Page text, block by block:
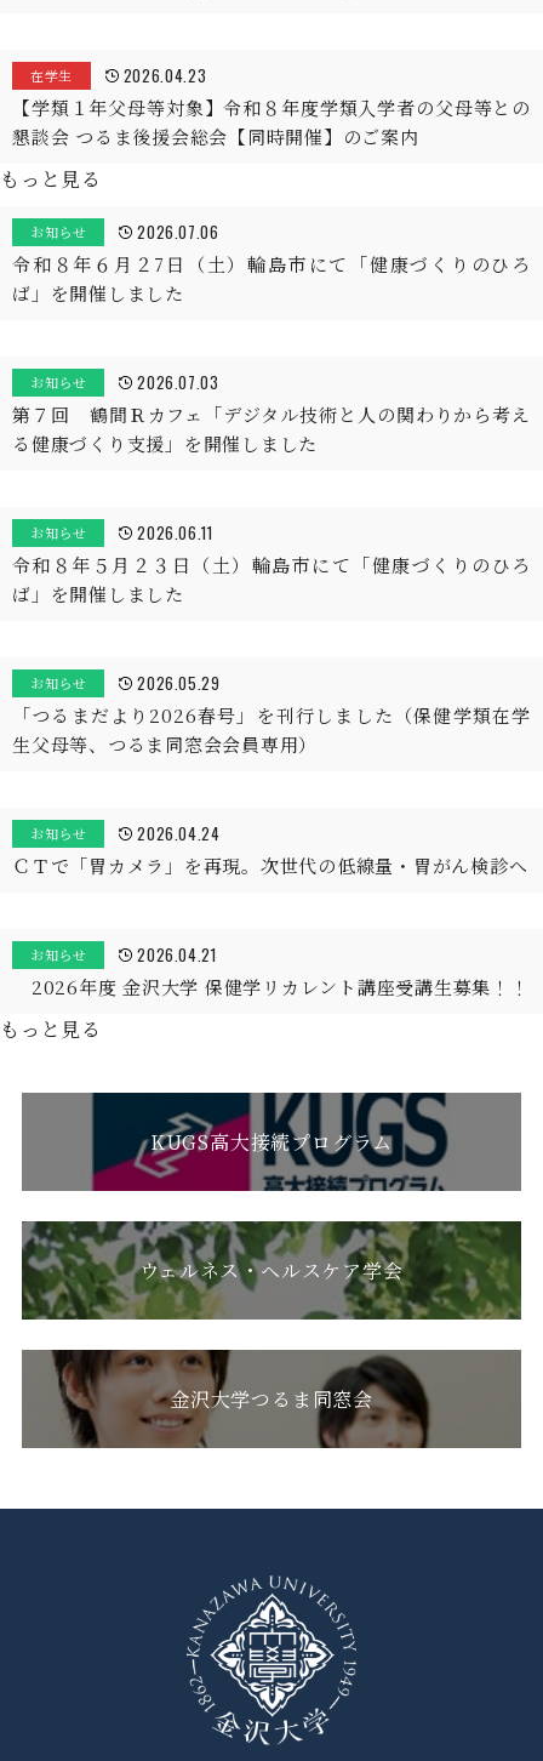
在学生 2026.04.23
【学類１年父母等対象】令和８年度学類入学者の父母等との
懇談会 つるま後援会総会【同時開催】のご案内
もっと見る
お知らせ 2026.07.06
令和８年６月２7日（土）輪島市にて「健康づくりのひろ
ば」を開催しました
お知らせ 2026.07.03
第７回 鶴間Ｒカフェ「デジタル技術と人の関わりから考え
る健康づくり支援」を開催しました
お知らせ 2026.06.11
令和８年５月２３日（土）輪島市にて「健康づくりのひろ
ば」を開催しました
お知らせ 2026.05.29
「つるまだより2026春号」を刊行しました（保健学類在学
生父母等、つるま同窓会会員専用）
お知らせ 2026.04.24
ＣＴで「胃カメラ」を再現。次世代の低線量・胃がん検診へ
お知らせ 2026.04.21
2026年度 金沢大学 保健学リカレント講座受講生募集！！
もっと見る
KUGS高大接続プログラム
ウェルネス・ヘルスケア学会
金沢大学つるま同窓会